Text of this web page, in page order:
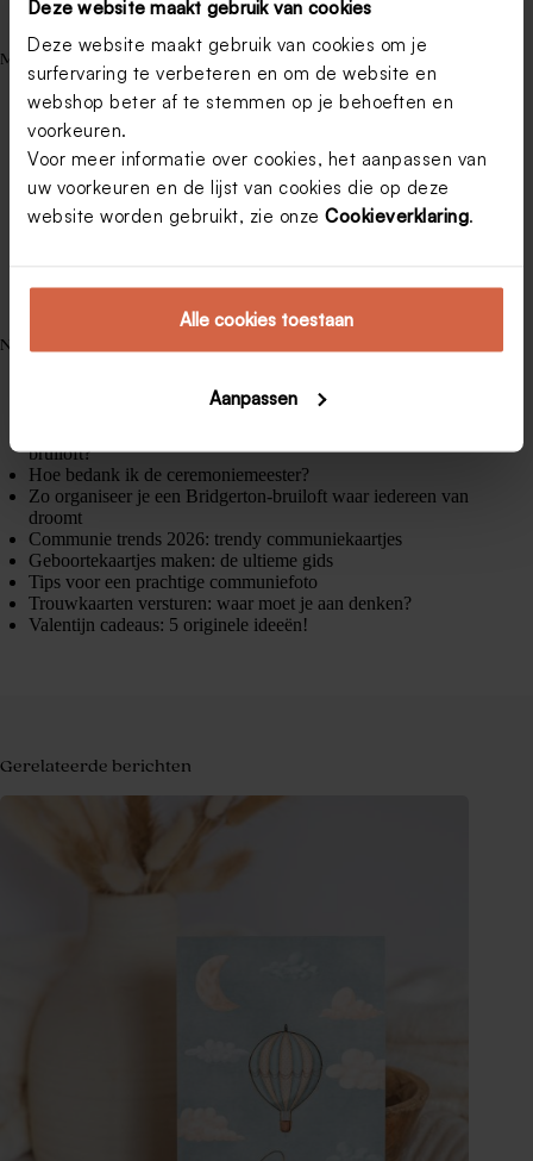
Deze website maakt gebruik van cookies
Deze website maakt gebruik van cookies om je
surfervaring te verbeteren en om de website en
webshop beter af te stemmen op je behoeften en
voorkeuren.
Voor meer informatie over cookies, het aanpassen van
uw voorkeuren en de lijst van cookies die op deze
website worden gebruikt, zie onze Cookieverklaring.
Alle cookies toestaan
Aanpassen
Meest gelezen
Wat zet je op een geboortekaartje?
Zo zet je de leukste cadeautip op je trouwkaart.
Een themafeest organiseren van uitnodigingen tot
Tips voor een prachtige communiefoto.
10 originele gastenboek ideeën voor je bruiloft.
Vier je 60ste verjaardag in stijl.
4 keer grandioze felicitaties voor een geboorte.
Nieuwe artikels
Huwelijkswensen: de mooiste teksten om het bruidspaar te
bruiloft?
Hoe bedank ik de ceremoniemeester?
Zo organiseer je een Bridgerton-bruiloft waar iedereen van
droomt
Communie trends 2026: trendy communiekaartjes
Geboortekaartjes maken: de ultieme gids
Tips voor een prachtige communiefoto
Trouwkaarten versturen: waar moet je aan denken?
Valentijn cadeaus: 5 originele ideeën!
Gerelateerde berichten